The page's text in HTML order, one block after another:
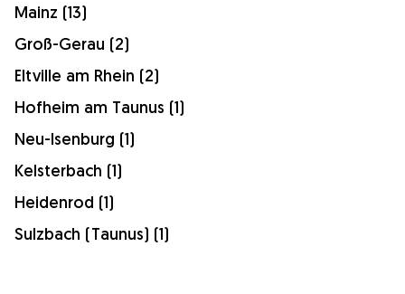
Mainz (13)
Groß-Gerau (2)
Eltville am Rhein (2)
Hofheim am Taunus (1)
Neu-Isenburg (1)
Kelsterbach (1)
Heidenrod (1)
Sulzbach (Taunus) (1)